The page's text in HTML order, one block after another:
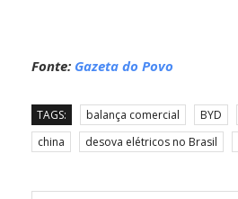
Fonte: Gazeta do Povo
TAGS: balança comercial BYD
china
desova elétricos no Brasil